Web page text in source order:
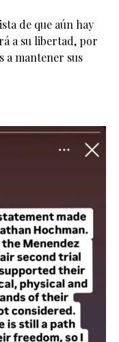
de que aún hay
a su libertad, por
a mantener sus